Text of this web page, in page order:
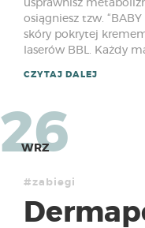
usprawnisz
osiągniesz tzw.
skóry pokrytej
laserów BBL. Każdy
CZYTAJ DALEJ
26
WRZ
#zabiegi